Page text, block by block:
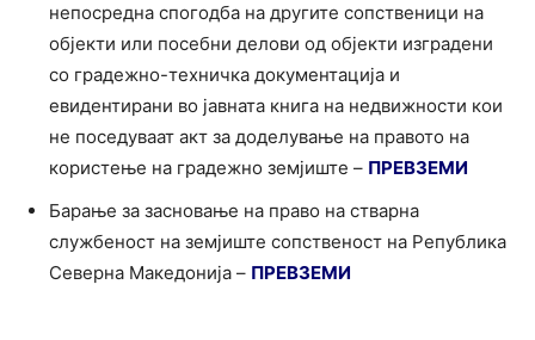
непосредна спогодба на другите сопственици на
објекти или посебни делови од објекти изградени
со градежно-техничка документација и
евидентирани во јавната книга на недвижности кои
не поседуваат акт за доделување на правото на
користење на градежно земјиште – ПРЕВЗЕМИ
Барање за засновање на право на стварна
службеност на земјиште сопственост на Република
Северна Македонија – ПРЕВЗЕМИ